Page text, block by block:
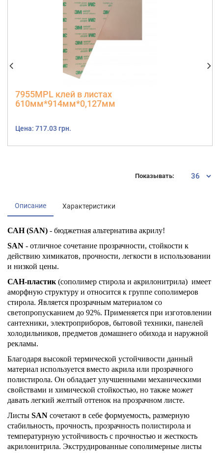
7955MPL клей в листах
610мм*914мм*0,127мм
Цена: 717.03 грн.
Показывать:
Описание Характеристики
САН (SAN) - бюджетная альтернатива акрилу!
SAN - отличное сочетание прозрачности, стойкости к
действию химикатов, прочности, легкости в использовании
и низкой цены.
САН-пластик (сополимер стирола и акрилонитрила) имеет
аморфную структуру и относится к группе сополимеров
стирола. Является прозрачным материалом со
светопропусканием до 92%. Применяется при изготовлении
сантехники, электроприборов, бытовой техники, панелей
холодильников, предметов домашнего обихода и наружной
рекламы.
Благодаря высокой термической устойчивости данный
материал используется вместо акрила или прозрачного
полистирола. Он обладает улучшенными механическими
свойствами и химической стойкостью, но также может
давать легкий желтый оттенок на прозрачном листе.
Листы SAN сочетают в себе формуемость, размерную
стабильность, прочность, прозрачность полистирола и
температурную устойчивость с прочностью и жесткость
акрилонитрила. Экструдированные сополимерные листы